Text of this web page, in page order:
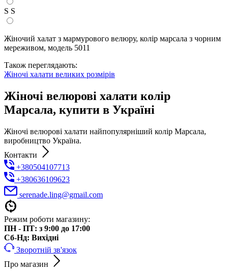
S S
Жіночий халат з мармурового велюру, колір марсала з чорним
мереживом, модель 5011
Також переглядають:
Жіночі халати великих розмірів
Жіночі велюрові халати колір
Марсала, купити в Україні
Жіночі велюрові халати найпопулярніший колір Марсала,
виробництво Україна.
Контакти
+380504107713
+380636109623
serenade.ling@gmail.com
Режим роботи магазину:
ПН - ПТ: з 9:00 до 17:00
Cб-Нд: Вихідні
Зворотній зв'язок
Про магазин